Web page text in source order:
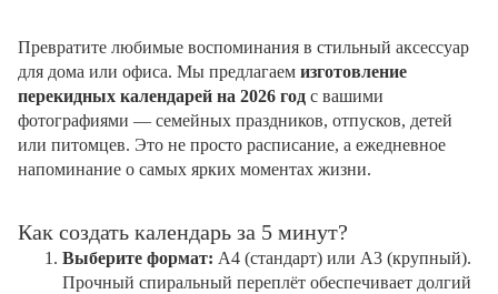
Превратите любимые воспоминания в стильный аксессуар
для дома или офиса. Мы предлагаем изготовление
перекидных календарей на 2026 год с вашими
фотографиями — семейных праздников, отпусков, детей
или питомцев. Это не просто расписание, а ежедневное
напоминание о самых ярких моментах жизни.
Как создать календарь за 5 минут?
Выберите формат: А4 (стандарт) или А3 (крупный).
Прочный спиральный переплёт обеспечивает долгий